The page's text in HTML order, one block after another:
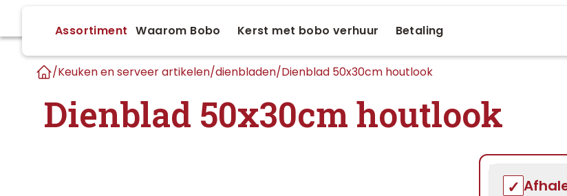
Assortiment Waarom Bobo Kerst met bobo verhuur Betaling
/Keuken en serveer artikelen/dienbladen/Dienblad 50x30cm houtlook
Dienblad 50x30cm houtlook